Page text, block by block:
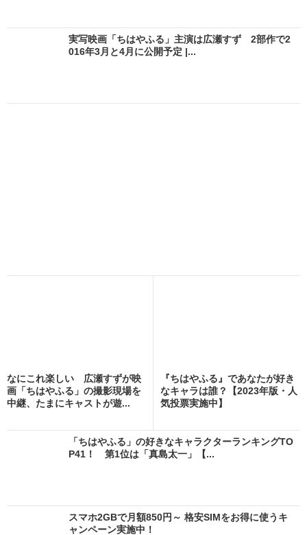
実写映画「ちはやふる」主演は広瀬すず 2部作で2
016年3月と4月に公開予定 |...
なにこれ楽しい 広瀬すずが映
画「ちはやふる」の撮影現場を
中継、たまにキャストが遊...
『ちはやふる』であなたが好き
なキャラは誰？【2023年版・人
気投票実施中】
「ちはやふる」の好きなキャラクターランキングTO
P41！ 第1位は「真島太一」【...
スマホ2GBで月額850円～ 格安SIMをお得に使うキ
ャンペーン実施中！